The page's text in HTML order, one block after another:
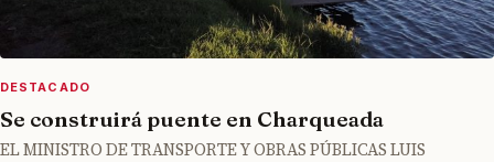
DESTACADO
Se construirá puente en Charqueada
EL MINISTRO DE TRANSPORTE Y OBRAS PÚBLICAS LUIS